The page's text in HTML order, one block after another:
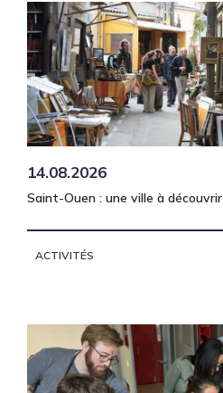
14.08.2026
Saint-Ouen : une ville à découvrir
ACTIVITÉS